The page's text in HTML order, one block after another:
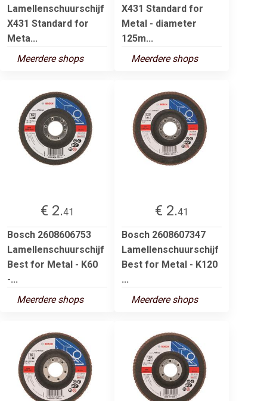
Lamellenschuurschijf
X431 Standard for
Meta...
Meerdere shops
X431 Standard for
Metal - diameter
125m...
Meerdere shops
€ 2.41
Bosch 2608606753
Lamellenschuurschijf
Best for Metal - K60
-...
Meerdere shops
€ 2.41
Bosch 2608607347
Lamellenschuurschijf
Best for Metal - K120
...
Meerdere shops